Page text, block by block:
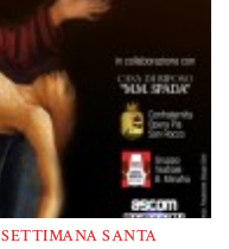
SETTIMANA SANTA